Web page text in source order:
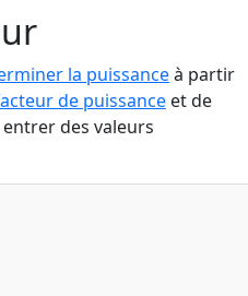
la puissanceà partir
de puissance et de
des valeurs